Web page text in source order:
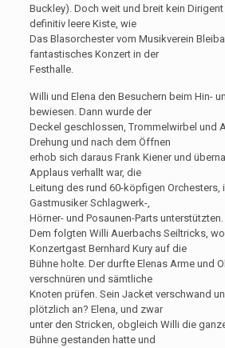
Buckley). Doch weit und breit kein
definitiv leere Kiste, wie
Das Blasorchester vom Musikverein
fantastisches Konzert in der
Festhalle.
Willi und Elena den Besuchern beim Hin-
bewiesen. Dann wurde der
Deckel geschlossen, Trommelwirbel und
Drehung und nach dem Öffnen
erhob sich daraus Frank Kiener und
Applaus verhallt war, die
Leitung des rund 60-köpfigen Orchesters,
Gastmusiker Schlagwerk-,
Hörner- und Posaunen-Parts unterstützten.
Dem folgten Willi Auerbachs Seiltricks,
Konzertgast Bernhard Kury auf die
Bühne holte. Der durfte Elenas Arme und
verschnüren und sämtliche
Knoten prüfen. Sein Jacket verschwand
plötzlich an? Elena, und zwar
unter den Stricken, obgleich Willi die
Bühne gestanden hatte und